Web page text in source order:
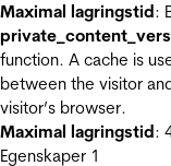
Maximal lagringstid:
function. A cache is
between the visitor
visitor’s browser.
Maximal lagringstid:
Egenskaper 1